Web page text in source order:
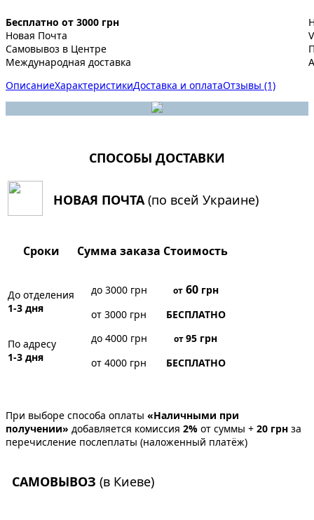
Бесплатно от 3000 грн
Новая Почта
Самовывоз в Центре
Международная доставка
ОписаниеХарактеристикиДоставка и оплатаОтзывы (1)
СПОСОБЫ ДОСТАВКИ
НОВАЯ ПОЧТА(по всей Украине)
Сроки Сумма заказа Стоимость
До отделения
1-3 дня
до 3000 грн от60грн
от 3000 грн
БЕСПЛАТНО
По адресу
1-3 дня
до 4000 грн от95 грн
от 4000 грн
БЕСПЛАТНО
При выборе способа оплаты «Наличными при
получении» добавляется комиссия 2% от суммы + 20 грн за
перечисление послеплаты (наложенный платёж)
САМОВЫВОЗ (в Киеве)